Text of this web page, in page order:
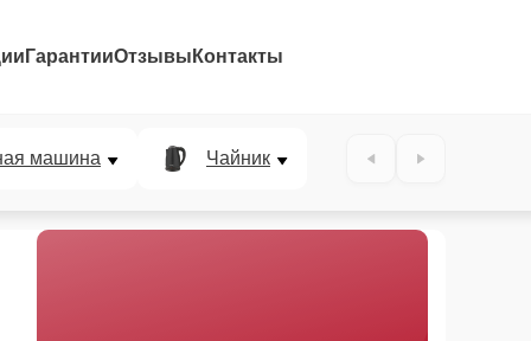
ГарантииОтзывы Контакты
машина Чайник